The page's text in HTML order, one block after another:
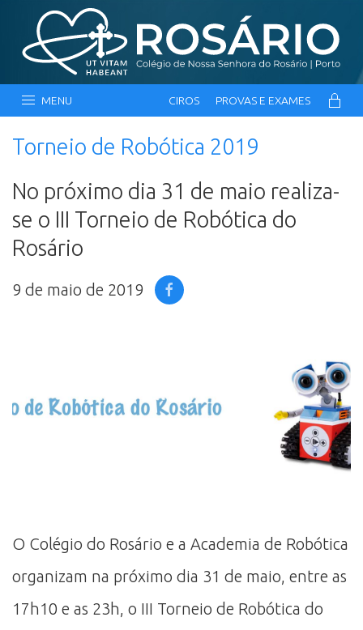
MENU CIROS PROVAS E EXAMES
Torneio de Robótica 2019
No próximo dia 31 de maio realiza-
se o III Torneio de Robótica do
Rosário
9 de maio de 2019
O Colégio do Rosário e a Academia de Robótica
organizam na próximo dia 31 de maio, entre as
17h10 e as 23h, o III Torneio de Robótica do